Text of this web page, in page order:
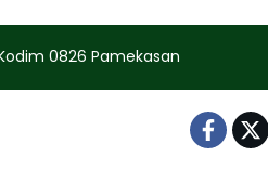
0826 Pamekasan